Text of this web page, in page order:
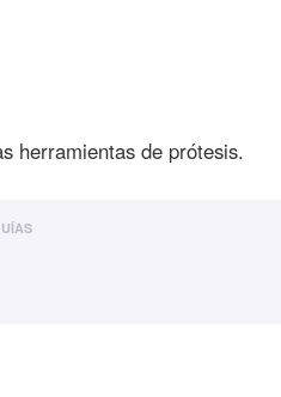
herramientas de prótesis.